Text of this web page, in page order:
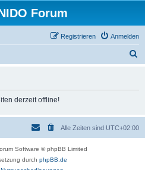
Forum
Anmelden
Registrieren
derzeit offline!
Alle Zeiten sind UTC+02:00
Software © phpBB Limited
durch phpBB.de